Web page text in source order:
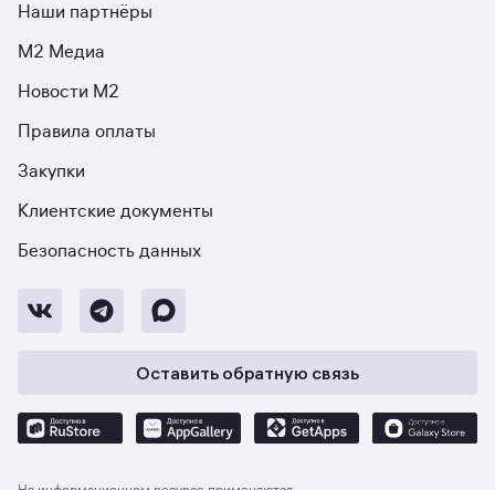
Наши партнёры
М2 Медиа
Новости М2
Правила оплаты
Закупки
Клиентские документы
Безопасность данных
Оставить обратную связь